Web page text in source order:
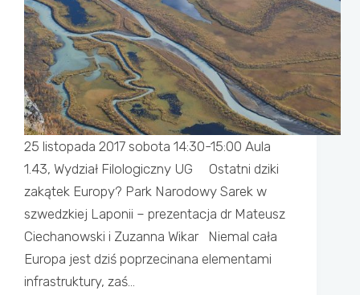
25 listopada 2017 sobota 14:30-15:00 Aula
1.43, Wydział Filologiczny UG Ostatni dziki
zakątek Europy? Park Narodowy Sarek w
szwedzkiej Laponii – prezentacja dr Mateusz
Ciechanowski i Zuzanna Wikar Niemal cała
Europa jest dziś poprzecinana elementami
infrastruktury, zaś…